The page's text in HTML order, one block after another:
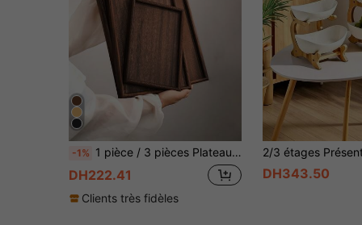
-1% 1 pièce / 3 pièces Plateau de service rectangulaire et rond en bois brun, assiette à dessert ménagère, assiette à café d'hôtel et de restaurant, plateau à thé, plateau d'affichage de fruits, sushi, steak, pain, collation en bois, soucoupe à texture claire
DH222.41
Clients très fidèles
DH343.50